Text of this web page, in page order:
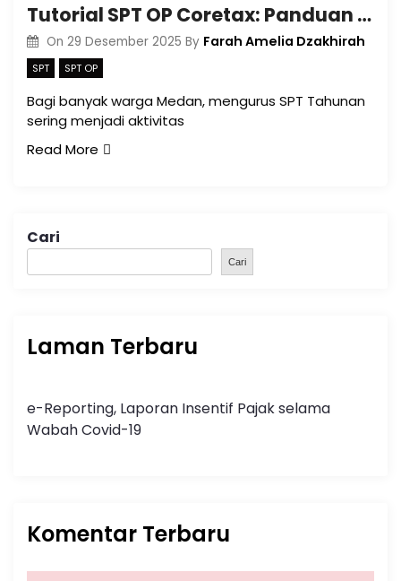
Tutorial SPT OP Coretax: Panduan Praktis untuk Wajib Pajak di Medan
On 29 Desember 2025 By Farah Amelia Dzakhirah
SPT SPT OP
Bagi banyak warga Medan, mengurus SPT Tahunan
sering menjadi aktivitas
Read More
Cari
Cari
Laman Terbaru
e-Reporting, Laporan Insentif Pajak selama
Wabah Covid-19
Komentar Terbaru